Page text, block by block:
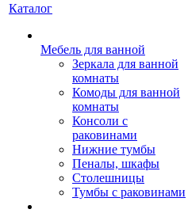
Каталог
Мебель для ванной
Зеркала для ванной
комнаты
Комоды для ванной
комнаты
Консоли с
раковинами
Нижние тумбы
Пеналы, шкафы
Столешницы
Тумбы с раковинами